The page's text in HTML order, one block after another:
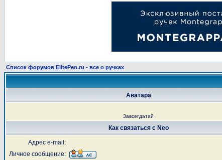
Список форумов ElitePen.ru - все о ручках
Аватара
Завсегдатай
Как связаться с Neo
Адрес e-mail:
Личное сообщение: